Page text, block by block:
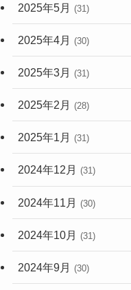
2025年5月 (31)
2025年4月 (30)
2025年3月 (31)
2025年2月 (28)
2025年1月 (31)
2024年12月 (31)
2024年11月 (30)
2024年10月 (31)
2024年9月 (30)